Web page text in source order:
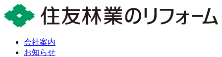
会社案内
お知らせ